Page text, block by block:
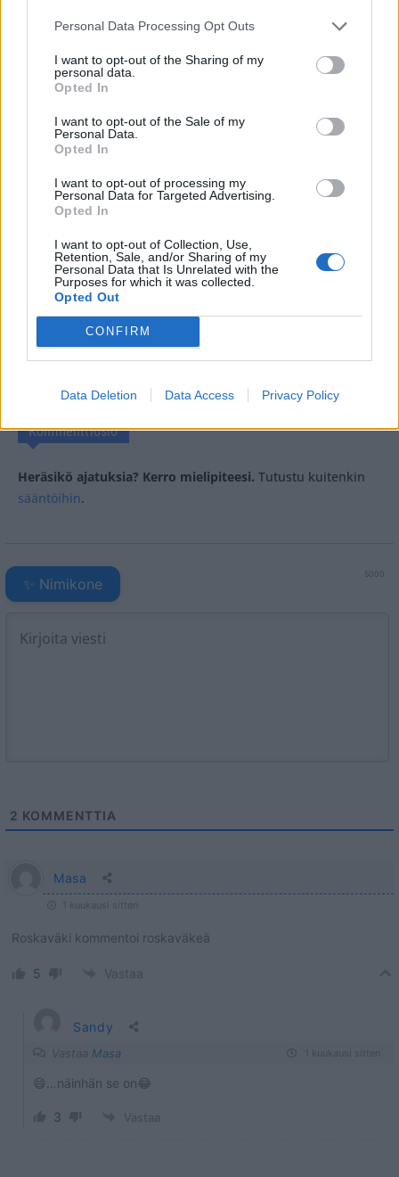
Personal Data Processing Opt Outs
I want to opt-out of the Sharing of my
personal data.
Opted In
I want to opt-out of the Sale of my
Personal Data.
Opted In
I want to opt-out of processing my
Personal Data for Targeted Advertising.
Opted In
I want to opt-out of Collection, Use,
Retention, Sale, and/or Sharing of my
Personal Data that Is Unrelated with the
Purposes for which it was collected.
Opted Out
CONFIRM
Data Deletion Data Access Privacy Policy
Seuraa Gekkosta Instagramissa
Teksti: Seppo Pänkäläinen
Tagit Bangbus Haastattelu
Marika Fingerroos
Kommenttiosio
Heräsikö ajatuksia? Kerro mielipiteesi. Tutustu kuitenkin
sääntöihin.
5000
✨ Nimikone
2 KOMMENTTIA
Masa
1 kuukausi sitten
Roskaväki kommentoi roskaväkeä
5 Vastaa
Sandy
Vastaa Masa
😄…näinhän se on😂
3 Vastaa